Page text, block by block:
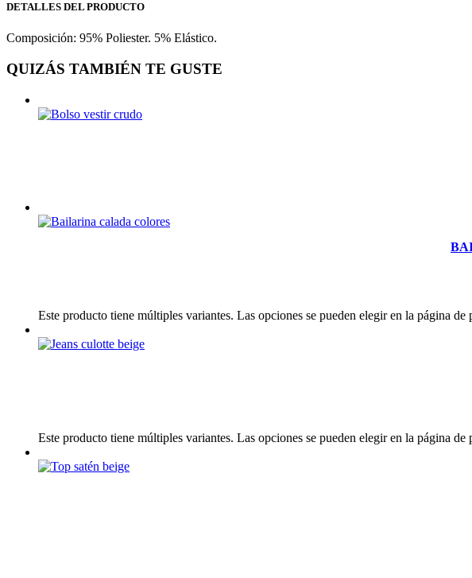
DETALLES DEL PRODUCTO
Composición: 95% Poliester. 5% Elástico.
QUIZÁS TAMBIÉN TE GUSTE
Este producto tiene múltiples variantes. Las opciones se pueden elegir en la página de
Este producto tiene múltiples variantes. Las opciones se pueden elegir en la página de